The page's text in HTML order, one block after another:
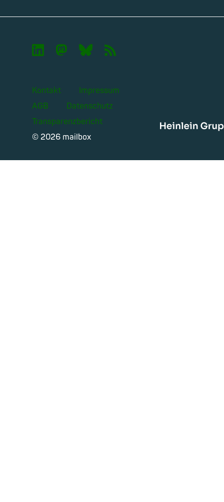
 🦣︎ 🦋︎ 📡︎
Kontakt
Impressum
AGB
Datenschutz
Transparenzbericht
© 2026 mailbox